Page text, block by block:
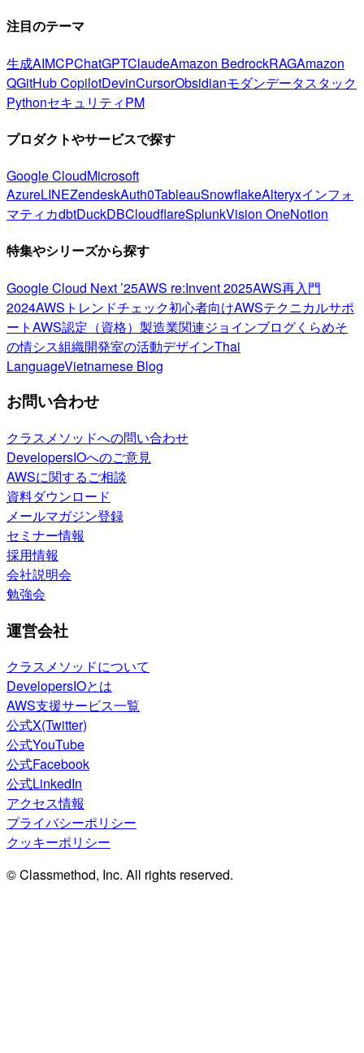
注目のテーマ
生成AIMCPChatGPTClaudeAmazon BedrockRAGAmazon
QGitHub CopilotDevinCursorObsidianモダンデータスタック
PythonセキュリティPM
プロダクトやサービスで探す
Google CloudMicrosoft
AzureLINEZendeskAuth0TableauSnowflakeAlteryxインフォ
マティカdbtDuckDBCloudflareSplunkVision OneNotion
特集やシリーズから探す
Google Cloud Next ’25AWS re:Invent 2025AWS再入門
2024AWSトレンドチェック初心者向けAWSテクニカルサポ
ートAWS認定（資格） 製造業関連ジョインブログくらめそ
の情シス組織開発室の活動デザインThai
LanguageVietnamese Blog
お問い合わせ
クラスメソッドへの問い合わせ
DevelopersIOへのご意見
AWSに関するご相談
資料ダウンロード
メールマガジン登録
セミナー情報
採用情報
会社説明会
勉強会
運営会社
クラスメソッドについて
DevelopersIOとは
AWS支援サービス一覧
公式X(Twitter)
公式YouTube
公式Facebook
公式LinkedIn
アクセス情報
プライバシーポリシー
クッキーポリシー
© Classmethod, Inc. All rights reserved.